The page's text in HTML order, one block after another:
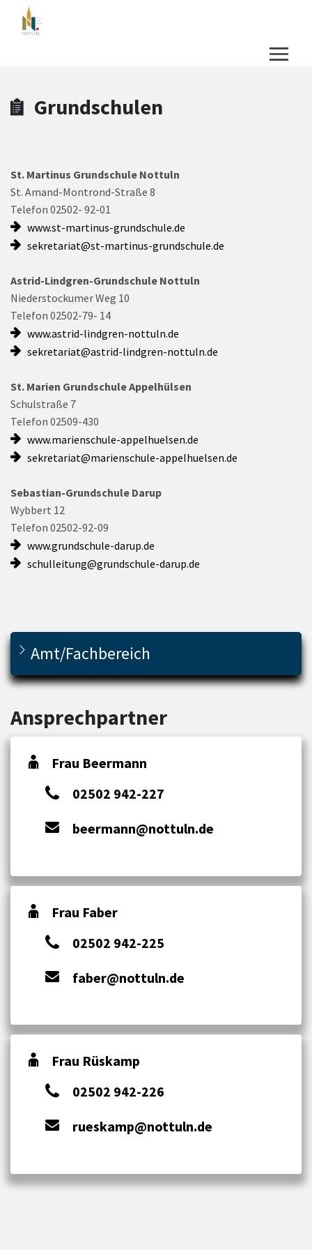
Zum Hauptinhalt springen
Grundschulen
St. Martinus Grundschule Nottuln
St. Amand-Montrond-Straße 8
Telefon 02502- 92-01
www.st-martinus-grundschule.de
sekretariat@st-martinus-grundschule.de
Astrid-Lindgren-Grundschule Nottuln
Niederstockumer Weg 10
Telefon 02502-79- 14
www.astrid-lindgren-nottuln.de
sekretariat@astrid-lindgren-nottuln.de
St. Marien Grundschule Appelhülsen
Schulstraße 7
Telefon 02509-430
www.marienschule-appelhuelsen.de
sekretariat@marienschule-appelhuelsen.de
Sebastian-Grundschule Darup
Wybbert 12
Telefon 02502-92-09
www.grundschule-darup.de
schulleitung@grundschule-darup.de
Amt/Fachbereich
Ansprechpartner
Frau Beermann
02502 942-227
beermann@nottuln.de
Frau Faber
02502 942-225
faber@nottuln.de
Frau Rüskamp
02502 942-226
rueskamp@nottuln.de